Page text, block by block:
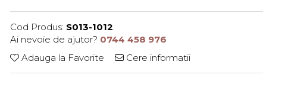
Cod Produs: S013-1012
Ai nevoie de ajutor? 0744 458 976
Adauga la Favorite
Cere informatii